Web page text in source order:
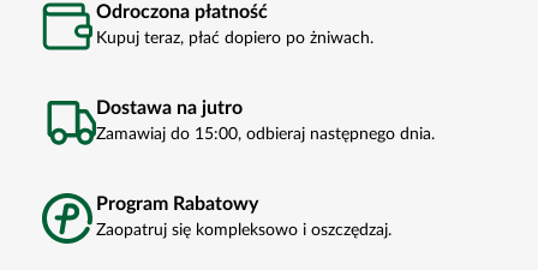
Odroczona płatność
Kupuj teraz, płać dopiero po żniwach.
Dostawa na jutro
Zamawiaj do 15:00, odbieraj następnego dnia.
Program Rabatowy
Zaopatruj się kompleksowo i oszczędzaj.